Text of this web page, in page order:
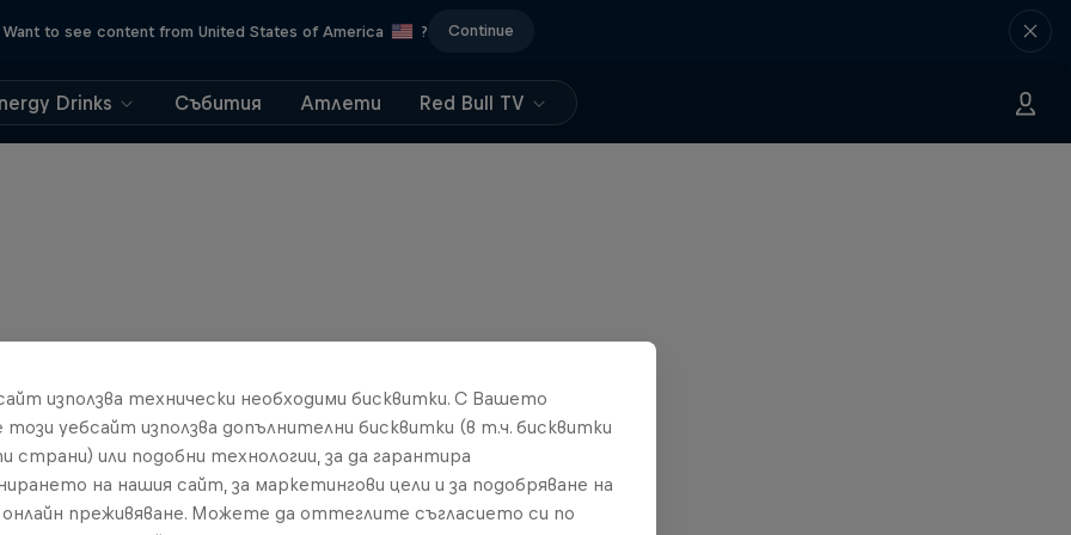
Want to see content from United States of America ? Continue
Drinks Събития Атлети Red Bull TV
използва технически необходими бисквитки. С Вашето
този уебсайт използва допълнителни бисквитки (в т.ч. бисквитки
страни) или подобни технологии, за да гарантира
на нашия сайт, за маркетингови цели и за подобряване на
преживяване. Можете да оттеглите съгласието си по